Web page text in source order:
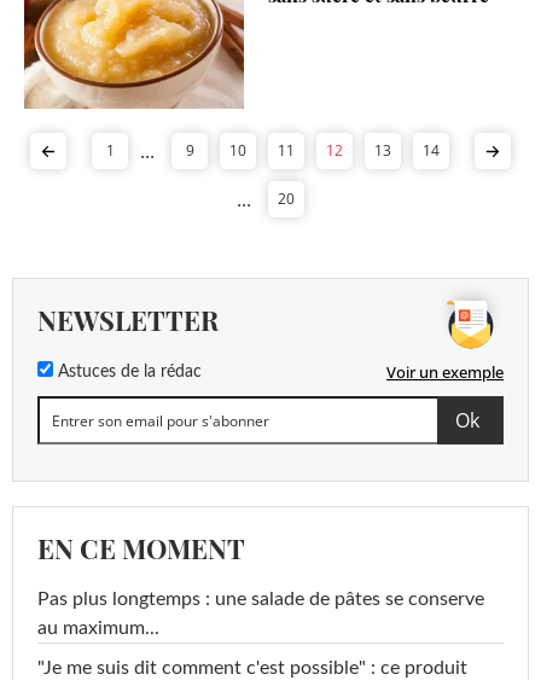
1 ... 9 10 11 12 13 14
... 20
NEWSLETTER
Astuces de la rédac Voir un exemple
EN CE MOMENT
Pas plus longtemps : une salade de pâtes se conserve
au maximum...
"Je me suis dit comment c'est possible" : ce produit